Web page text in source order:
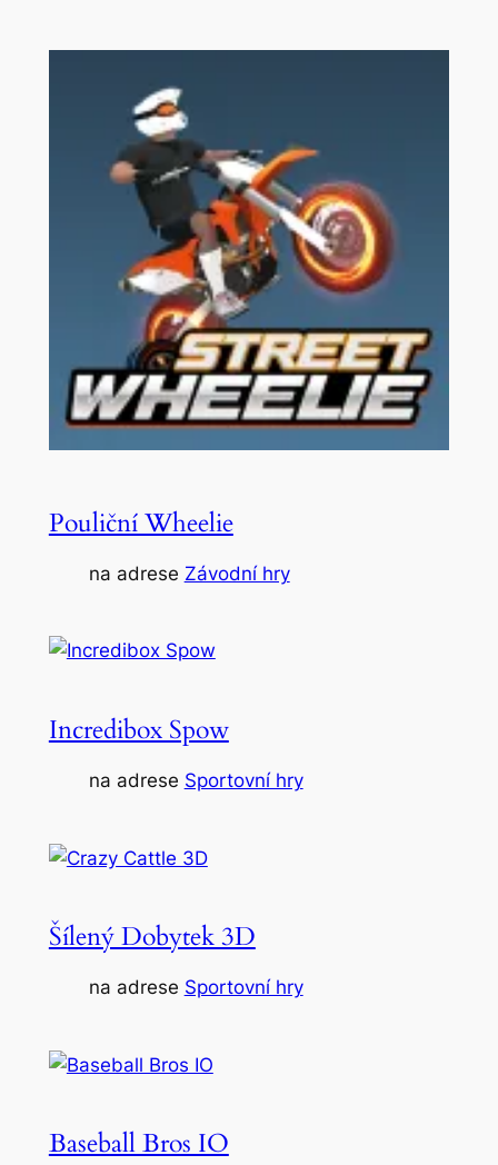
Pouliční Wheelie
na adrese Závodní hry
Incredibox Spow
na adrese Sportovní hry
Šílený Dobytek 3D
na adrese Sportovní hry
Baseball Bros IO